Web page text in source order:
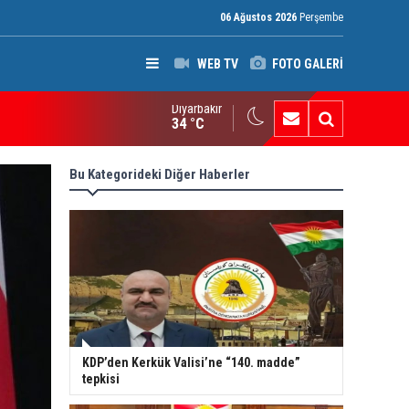
06 Ağustos 2026 Perşembe
WEB TV FOTO GALERİ
Silah bırakmayan gruplara terör yasası uygulanacak
Diyarbakır
34 °C
Bu Kategorideki Diğer Haberler
KDP’den Kerkük Valisi’ne “140. madde”
tepkisi